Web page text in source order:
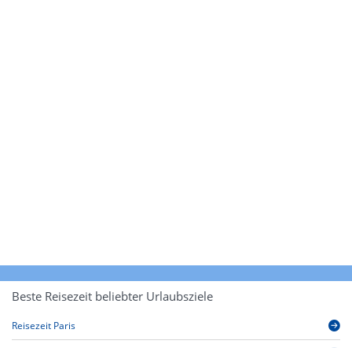
Beste Reisezeit beliebter Urlaubsziele
Reisezeit Paris